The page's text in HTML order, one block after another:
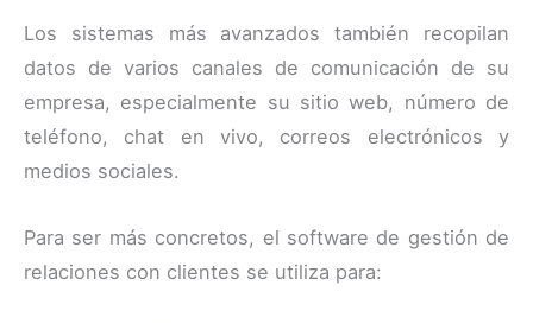
Los sistemas más avanzados también recopilan
datos de varios canales de comunicación de su
empresa, especialmente su sitio web, número de
teléfono, chat en vivo, correos electrónicos y
medios sociales.
Para ser más concretos, el software de gestión de
relaciones con clientes se utiliza para: